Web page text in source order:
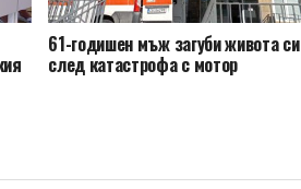
61-годишен мъж загуби живота си
след катастрофа с мотор